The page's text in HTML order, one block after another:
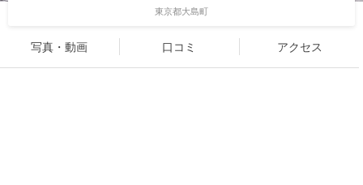
東京都大島町
写真・動画 口コミ アクセス